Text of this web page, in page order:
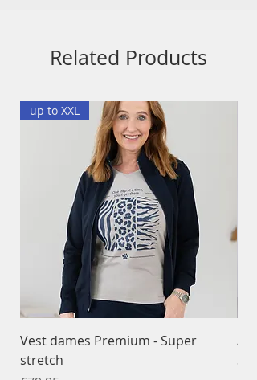
Related Products
up to XXL
Vest dames Premium - Super
stretch